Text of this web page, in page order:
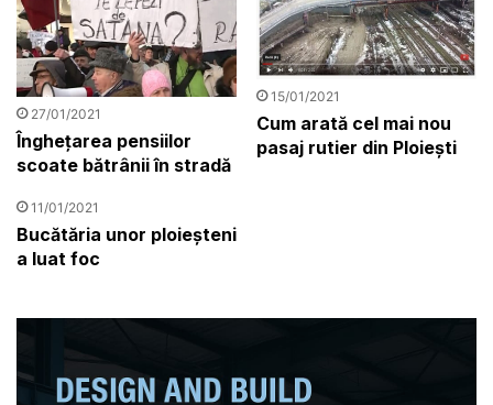
27/01/2021
Înghețarea pensiilor
scoate bătrânii în stradă
15/01/2021
Cum arată cel mai nou
pasaj rutier din Ploiești
11/01/2021
Bucătăria unor ploieșteni
a luat foc